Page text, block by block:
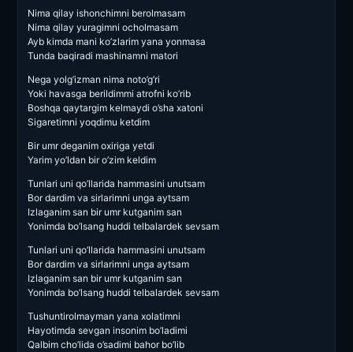
Nima qilay ishonchimni berolmasam
Nima qilay yuragimni ocholmasam
Ayb kimda mani ko’zlarim yana yonmasa
Tunda baqiradi mashinamni matori
Nega yolg’izman nima noto’g’ri
Yoki havasga berildimmi atrofni ko’rib
Boshqa qaytargim kelmaydi o’sha xatoni
Sigaretimni yoqdimu ketdim
Bir umr deganim oxiriga yetdi
Yarim yo’ldan bir o’zim keldim
Tunlari uni qo’llarida hammasini unutsam
Bor dardim va sirlarimni unga aytsam
Izlaganim san bir umr kutganim san
Yonimda bo’lsang huddi telbalardek sevsam
Tunlari uni qo’llarida hammasini unutsam
Bor dardim va sirlarimni unga aytsam
Izlaganim san bir umr kutganim san
Yonimda bo’lsang huddi telbalardek sevsam
Tushuntirolmayman yana xolatimni
Hayotimda sevgan insonim bo’ladimi
Qalbim cho’lida o’sadimi bahor bo’lib